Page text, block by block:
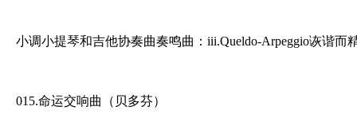
小调小提琴和吉他协奏曲奏鸣曲：iii.Queldo-Arpeggio诙谐而
015.命运交响曲（贝多芬）